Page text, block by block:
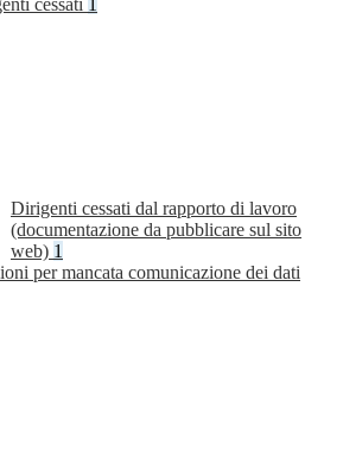
cessati 1
Dirigenti cessati dal rapporto di lavoro
(documentazione da pubblicare sul sito
web) 1
per mancata comunicazione dei dati